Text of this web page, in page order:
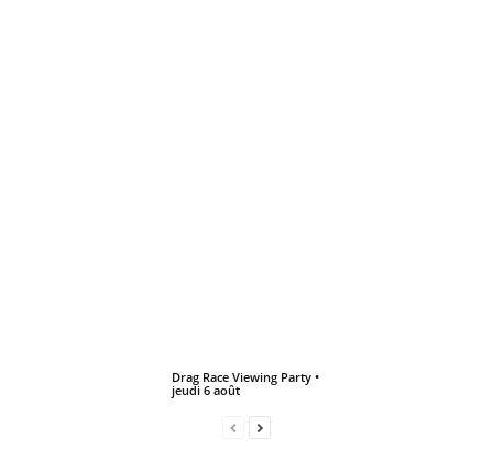
Drag Race Viewing Party •
jeudi 6 août